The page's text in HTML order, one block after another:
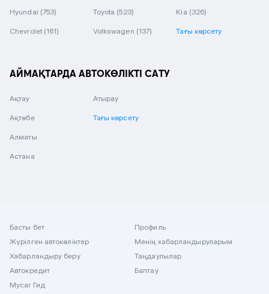
Hyundai (753) Toyota (523) Kia (326)
Chevrolet (161) Volkswagen (137) Тағы көрсету
АЙМАҚТАРДА АВТОКӨЛІКТІ САТУ
Ақтау
Ақтөбе
Алматы
Астана
Атырау
Тағы көрсету
Басты бет
Жүрілген автокөліктер
Хабарландыру беру
Автокредит
Mycar Гид
Профиль
Менің хабарландыруларым
Таңдаулылар
Баптау